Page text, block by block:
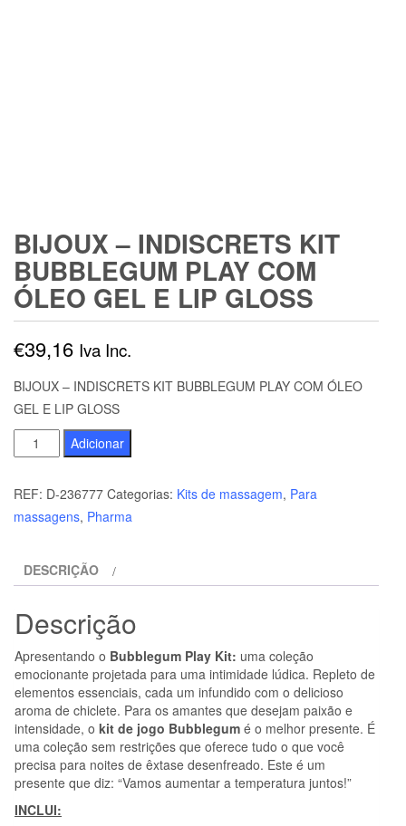
BIJOUX – INDISCRETS KIT
BUBBLEGUM PLAY COM
ÓLEO GEL E LIP GLOSS
€39,16 Iva Inc.
BIJOUX – INDISCRETS KIT BUBBLEGUM PLAY COM ÓLEO
GEL E LIP GLOSS
Quantidade
de
BIJOUX
INDISCRETS
BUBBLEGUM
COM
GEL
E
LIP
GLOSS
Adicionar
REF: D-236777 Categorias: Kits de massagem, Para
massagens, Pharma
DESCRIÇÃO
Descrição
Apresentando o Bubblegum Play Kit: uma coleção
emocionante projetada para uma intimidade lúdica. Repleto de
elementos essenciais, cada um infundido com o delicioso
aroma de chiclete. Para os amantes que desejam paixão e
intensidade, o kit de jogo Bubblegum é o melhor presente. É
uma coleção sem restrições que oferece tudo o que você
precisa para noites de êxtase desenfreado. Este é um
presente que diz: “Vamos aumentar a temperatura juntos!”
INCLUI: